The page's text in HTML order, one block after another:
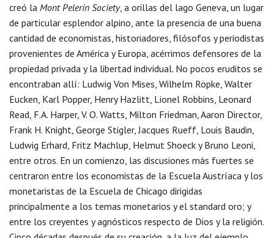
creó la Mont Pelerin Society, a orillas del lago Geneva, un lugar
de particular esplendor alpino, ante la presencia de una buena
cantidad de economistas, historiadores, filósofos y periodistas
provenientes de América y Europa, acérrimos defensores de la
propiedad privada y la libertad individual. No pocos eruditos se
encontraban allí: Ludwig Von Mises, Wilhelm Röpke, Walter
Eucken, Karl Popper, Henry Hazlitt, Lionel Robbins, Leonard
Read, F.A. Harper, V. O. Watts, Milton Friedman, Aaron Director,
Frank H. Knight, George Stigler, Jacques Rueff, Louis Baudin,
Ludwig Erhard, Fritz Machlup, Helmut Shoeck y Bruno Leoni,
entre otros. En un comienzo, las discusiones más fuertes se
centraron entre los economistas de la Escuela Austríaca y los
monetaristas de la Escuela de Chicago dirigidas
principalmente a los temas monetarios y el standard oro; y
entre los creyentes y agnósticos respecto de Dios y la religión.